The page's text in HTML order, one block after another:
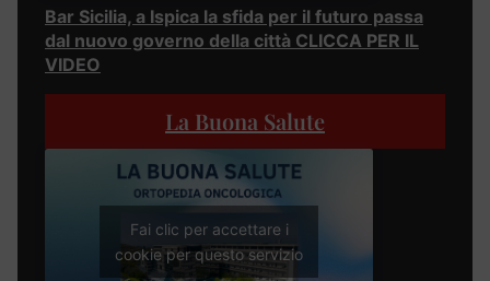
Bar Sicilia, a Ispica la sfida per il futuro passa
dal nuovo governo della città CLICCA PER IL
VIDEO
La Buona Salute
Fai clic per accettare i
cookie per questo servizio